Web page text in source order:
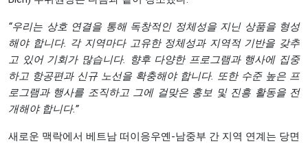
“우리는 상호 연결을 통해 독창적인 정체성을 지닌 상품을 형성
해야 합니다. 각 지역마다 고유한 정체성과 지역적 기반을 갖추
고 있어 기회가 많습니다. 향후 다양한 프로그램과 행사에 집중
하고 항공편과 신규 노선을 확충해야 합니다. 또한 수준 높은 프
로그램과 행사를 조직하고 그에 걸맞은 홍보 및 진흥 활동을 전
개해야 합니다.”
새로운 맥락에서 베트남 떠이응우옌-남중부 간 지역 연계는 당면